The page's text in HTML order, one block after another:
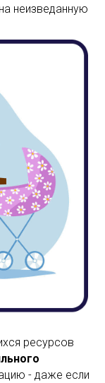
неизведанную
ресурсов
- даже если